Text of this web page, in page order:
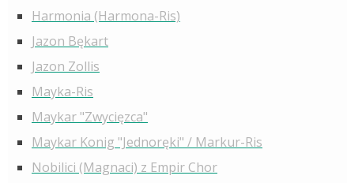
Harmonia (Harmona-Ris)
Jazon Bękart
Jazon Zollis
Mayka-Ris
Maykar "Zwycięzca"
Maykar Konig "Jednoręki" / Markur-Ris
Nobilici (Magnaci) z Empir Chor